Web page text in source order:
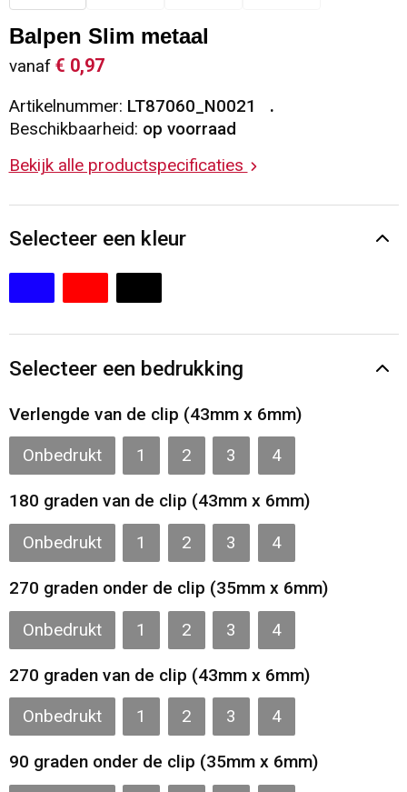
Sleutelhangers en Lanyards
Snoepgoed
Spellen voor binnen en buiten
Sport
Vrije tijd en Strand
Themapakketten
Vesten
Gilets
Blazers
Restauranttextiel
Reflecterende vesten
Hoofdbescherming
Reflecterende polo's
Gehoorbescherming
Caps, Hoeden en Mutsen
Gilets
Kledingaccessoires
Balpen Slim metaal
vanaf € 0,97
Artikelnummer: LT87060_N0021
Beschikbaarheid: op voorraad
Bekijk alle productspecificaties
Selecteer een kleur
Selecteer een bedrukking
Verlengde van de clip (43mm x 6mm)
Onbedrukt 1 2 3 4
180 graden van de clip (43mm x 6mm)
Onbedrukt 1 2 3 4
270 graden onder de clip (35mm x 6mm)
Onbedrukt 1 2 3 4
270 graden van de clip (43mm x 6mm)
Onbedrukt 1 2 3 4
90 graden onder de clip (35mm x 6mm)